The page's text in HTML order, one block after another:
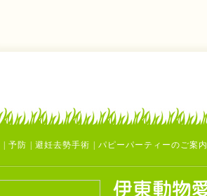
予防 避妊去勢手術 パピーパーティーのご案内